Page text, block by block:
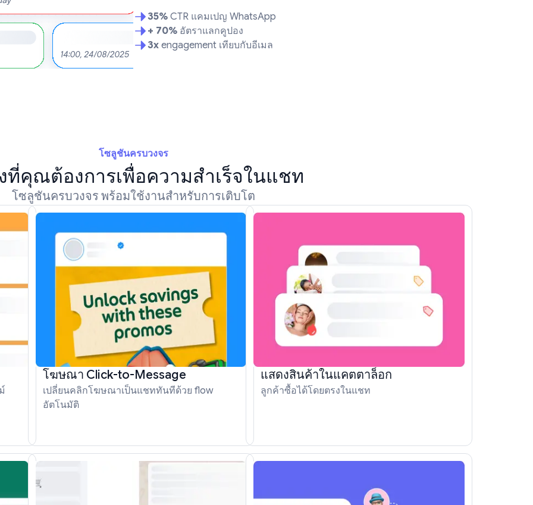
35% CTR แคมเปญ WhatsApp
+ 70% อัตราแลกคูปอง
3x engagement เทียบกับอีเมล
โซลูชันครบวงจร
ที่คุณต้องการเพื่อความสำเร็จในแชท
โซลูชันครบวงจร พร้อมใช้งานสำหรับการเติบโต
โฆษณา Click-to-Message
เปลี่ยนคลิกโฆษณาเป็นแชททันทีด้วย flow
อัตโนมัติ
แสดงสินค้าในแคตตาล็อก
ลูกค้าซื้อได้โดยตรงในแชท